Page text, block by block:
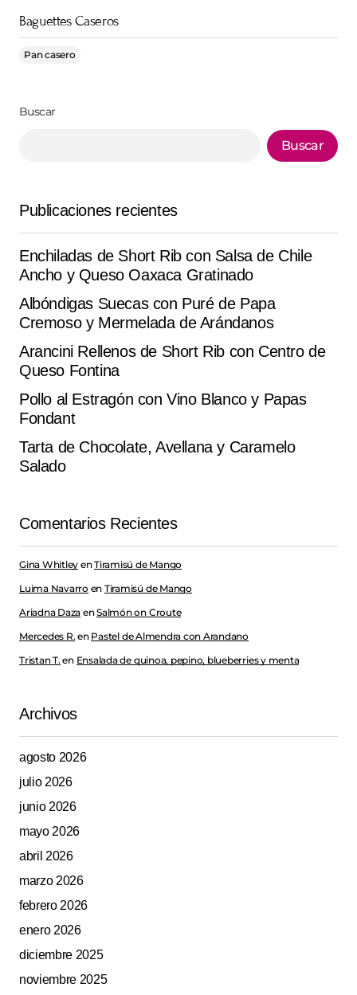
Baguettes Caseros
Pan casero
Buscar
Buscar
Publicaciones recientes
Enchiladas de Short Rib con Salsa de Chile
Ancho y Queso Oaxaca Gratinado
Albóndigas Suecas con Puré de Papa
Cremoso y Mermelada de Arándanos
Arancini Rellenos de Short Rib con Centro de
Queso Fontina
Pollo al Estragón con Vino Blanco y Papas
Fondant
Tarta de Chocolate, Avellana y Caramelo
Salado
Comentarios Recientes
Gina Whitley enTiramisú de Mango
Luima Navarro en Tiramisú de Mango
Ariadna Daza enSalmón on Croute
Mercedes R. en Pastel de Almendra con Arandano
Tristan T. en Ensalada de quinoa, pepino, blueberries y menta
Archivos
agosto 2026
julio 2026
junio 2026
mayo 2026
abril 2026
marzo 2026
febrero 2026
enero 2026
diciembre 2025
noviembre 2025